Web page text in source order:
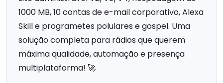
1000 MB, 10 contas de e-mail corporativo, Alexa
Skill e programetes polulares e gospel. Uma
solução completa para rádios que querem
máxima qualidade, automação e presença
multiplataforma! 🚀